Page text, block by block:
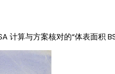
计算与方案核对的“体表面积